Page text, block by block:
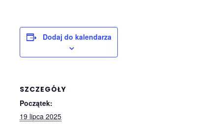
Dodaj do kalendarza
SZCZEGÓŁY
Początek:
19 lipca 2025